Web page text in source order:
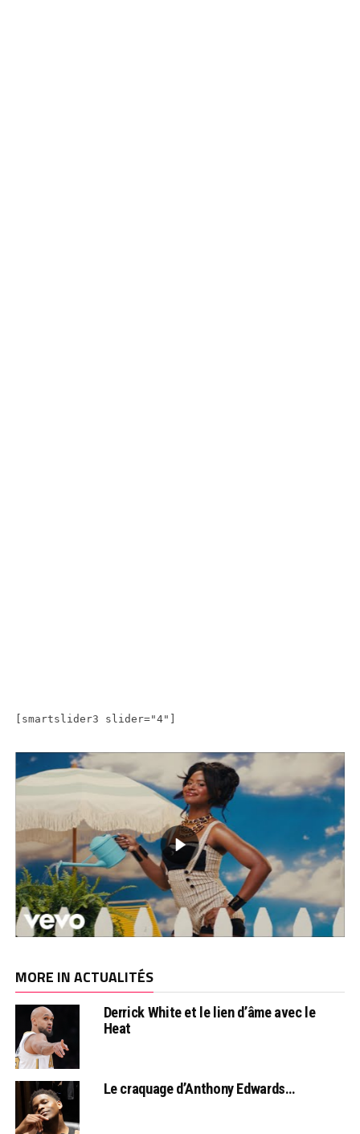
[smartslider3 slider="4"]
MORE IN ACTUALITÉS
Derrick White et le lien d’âme avec le
Heat
Le craquage d’Anthony Edwards…